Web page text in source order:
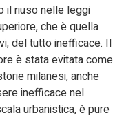
il riuso nelle leggi
che è quella
del tutto inefficace. Il
è stata evitata come
milanesi, anche
inefficace nel
urbanistica, è pure